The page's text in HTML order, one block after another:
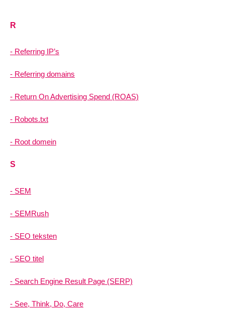
R
Referring IP’s
Referring domains
Return On Advertising Spend (ROAS)
Robots.txt
Root domein
S
SEM
SEMRush
SEO teksten
SEO titel
Search Engine Result Page (SERP)
See, Think, Do, Care